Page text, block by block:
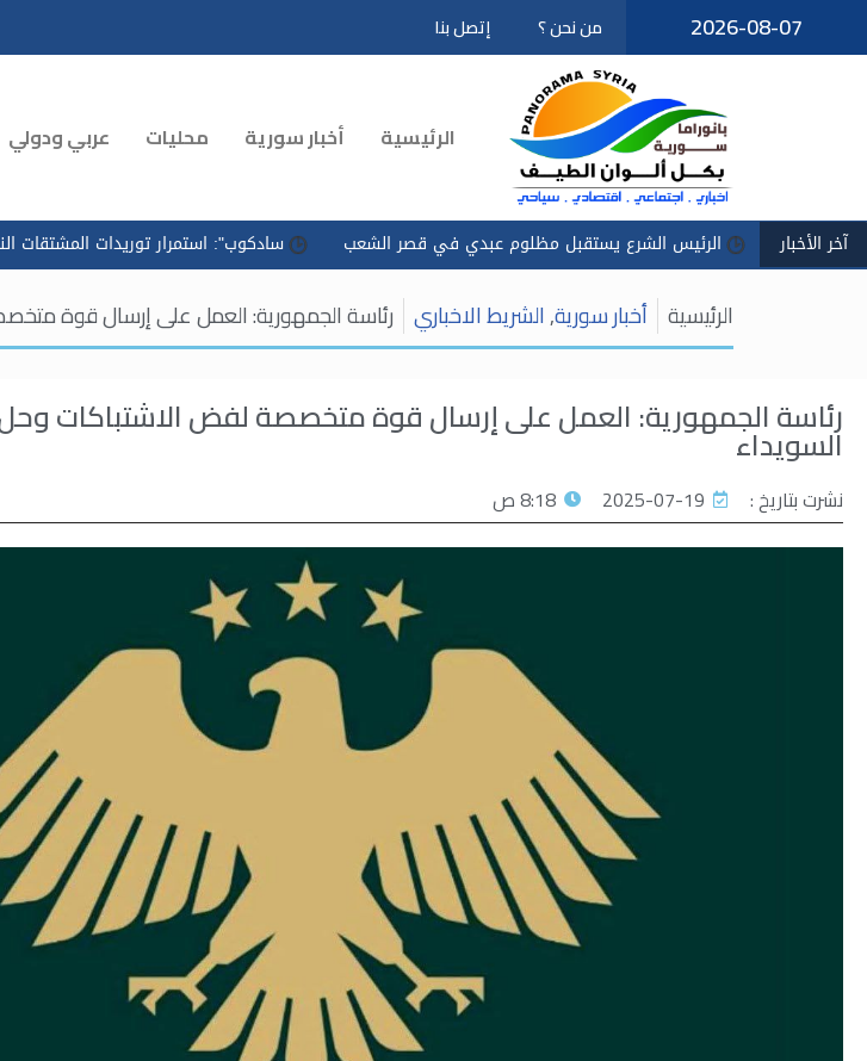
تخطى
2026-08-07 من نحن ؟ إتصل بنا
الرئيسية أخبار سورية محليات عربي ودولي
آخر الأخبارالرئيس الشرع يستقبل مظلوم عبدي في قصر الشعب سادكوب": استمرار توريدات المشتقات النفطية
الرئيسية أخبار سورية,الشريط الاخباري رئاسة الجمهورية: العمل على إرسال قوة
رئاسة الجمهورية: العمل على إرسال قوة متخصصة لفض الاشتباكات وحل
السويداء
نشرت بتاريخ : 2025-07-19 8:18 ص